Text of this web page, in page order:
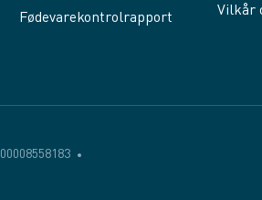
Fødevarekontrolrapport
Vilkår